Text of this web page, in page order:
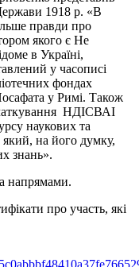
1918 р. «В
правди про
якого є Не
в Україні,
у часописі
фондах
у Римі. Також
НДІСВАІ
наукових та
який, на його думку,
знань».
напрямами.
про участь, які